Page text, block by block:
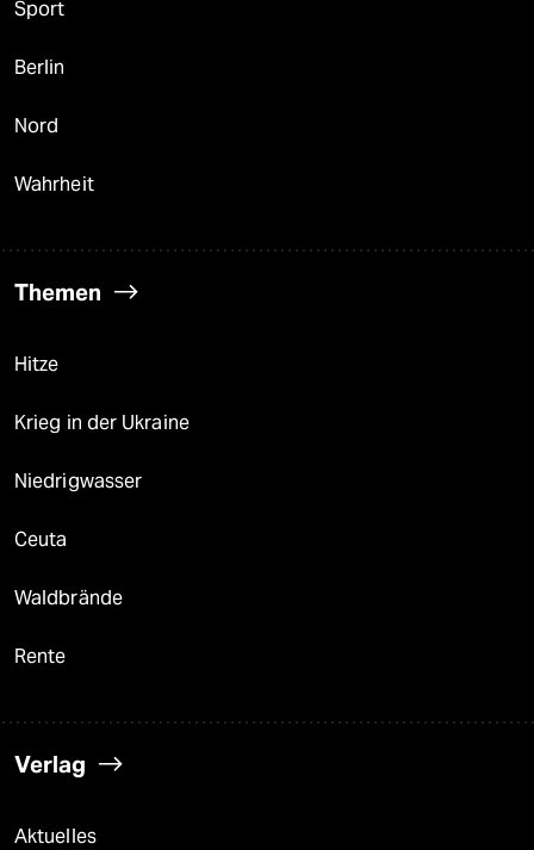
Sport
Berlin
Nord
Wahrheit
Themen
Hitze
Krieg in der Ukraine
Niedrigwasser
Ceuta
Waldbrände
Rente
Verlag
Aktuelles